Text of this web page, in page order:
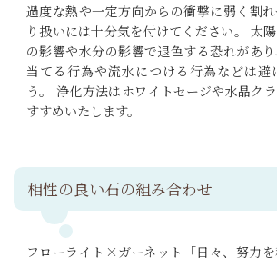
過度な熱や一定方向からの衝撃に弱く割
り扱いには十分気を付けてください。 太
の影響や水分の影響で退色する恐れがあ
当てる行為や流水につける行為などは避
う。 浄化方法はホワイトセージや水晶ク
すすめいたします。
相性の良い石の組み合わせ
フローライト×ガーネット「日々、努力